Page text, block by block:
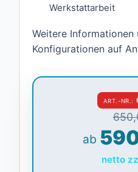
Werkstattarbeit
Weitere Informationen
Konfigurationen auf
ART.-NR.:
ab
netto